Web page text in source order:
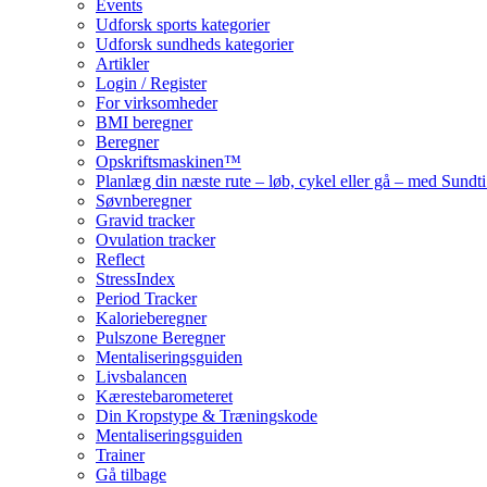
Events
Udforsk sports kategorier
Udforsk sundheds kategorier
Artikler
Login / Register
For virksomheder
BMI beregner
Beregner
Opskriftsmaskinen™
Planlæg din næste rute – løb, cykel eller gå – med
Søvnberegner
Gravid tracker
Ovulation tracker
Reflect
StressIndex
Period Tracker
Kalorieberegner
Pulszone Beregner
Mentaliseringsguiden
Livsbalancen
Kærestebarometeret
Din Kropstype & Træningskode
Mentaliseringsguiden
Trainer
Gå tilbage